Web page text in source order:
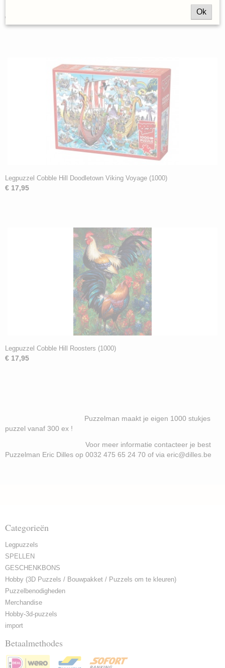
€ 17,95
Legpuzzel Cobble Hill Doodletown Viking Voyage (1000)
€ 17,95
Legpuzzel Cobble Hill Roosters (1000)
€ 17,95
Puzzelman maakt je eigen 1000 stukjes
puzzel vanaf 300 ex !
Voor meer informatie contacteer je best
Puzzelman Eric Dilles op 0032 475 65 24 70 of via eric@dilles.be
Categorieën
Legpuzzels
SPELLEN
GESCHENKBONS
Hobby (3D Puzzels / Bouwpakket / Puzzels om te kleuren)
Puzzelbenodigheden
Merchandise
Hobby-3d-puzzels
import
Betaalmethodes
Ok